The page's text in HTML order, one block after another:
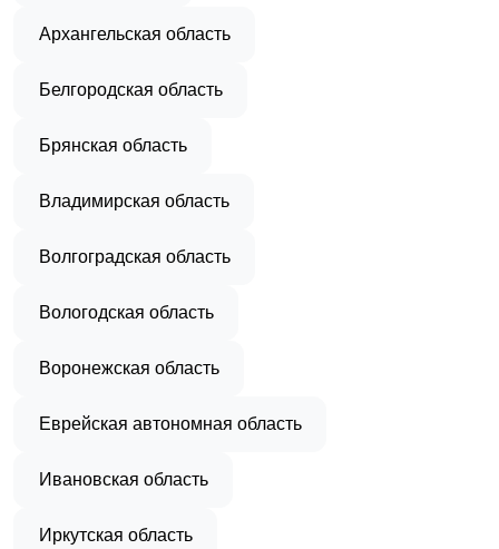
Архангельская область
Белгородская область
Брянская область
Владимирская область
Волгоградская область
Вологодская область
Воронежская область
Еврейская автономная область
Ивановская область
Иркутская область